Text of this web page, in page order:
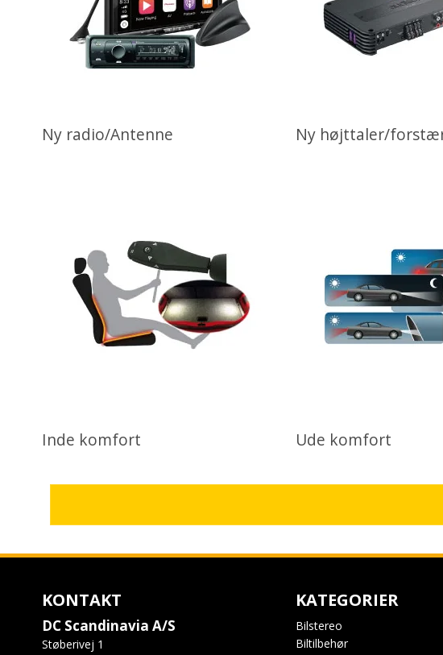
Ny radio/Antenne Ny højttaler/
Inde komfort Ude komfort
KONTAKT
DC Scandinavia A/S
Støberivej 1
KATEGORIER
Bilstereo
Biltilbehør